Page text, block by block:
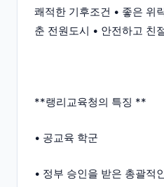
쾌적한 기후조건 • 좋은 위
춘 전원도시 • 안전하고 친
**랭리교육청의 특징 **
• 공교육 학군
• 정부 승인을 받은 총괄적